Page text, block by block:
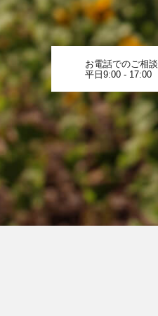
お電話でのご相談
平日9:00 - 17:00